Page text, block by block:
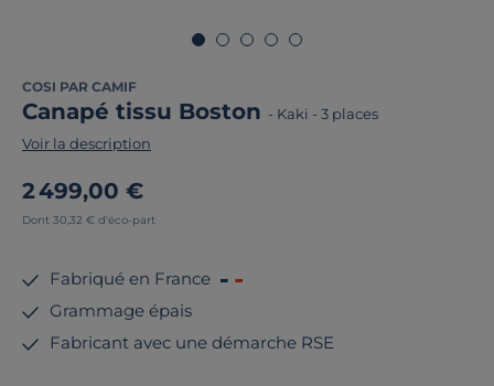
COSI PAR CAMIF
Canapé tissu Boston - Kaki - 3 places
Voir la description
2 499,00 €
Dont 30,32 € d'éco-part
Fabriqué en France
Grammage épais
Fabricant avec une démarche RSE